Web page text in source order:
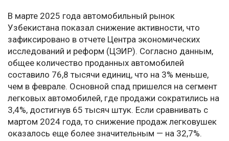
В марте 2025 года автомобильный рынок
Узбекистана показал снижение активности, что
зафиксировано в отчете Центра экономических
исследований и реформ (ЦЭИР). Согласно данным,
общее количество проданных автомобилей
составило 76,8 тысячи единиц, что на 3% меньше,
чем в феврале. Основной спад пришелся на сегмент
легковых автомобилей, где продажи сократились на
3,4%, достигнув 65 тысяч штук. Если сравнивать с
мартом 2024 года, то снижение продаж легковушек
оказалось еще более значительным — на 32,7%.